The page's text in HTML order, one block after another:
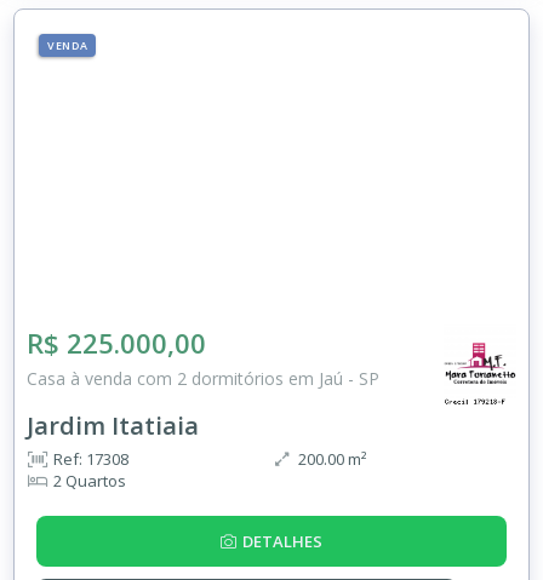
VENDA
R$ 225.000,00
Casa à venda com 2 dormitórios em Jaú - SP
Jardim Itatiaia
Ref: 17308
2 Quartos
200.00 m²
DETALHES